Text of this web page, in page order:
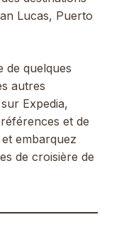
Lucas, Puerto
de quelques
autres
Expedia,
et de
embarquez
de croisière de